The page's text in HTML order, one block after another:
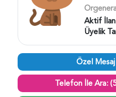
Aktif
Üyelik
Özel
Telefon İle Ara: